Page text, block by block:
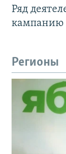
Ряд
кампанию
Регионы